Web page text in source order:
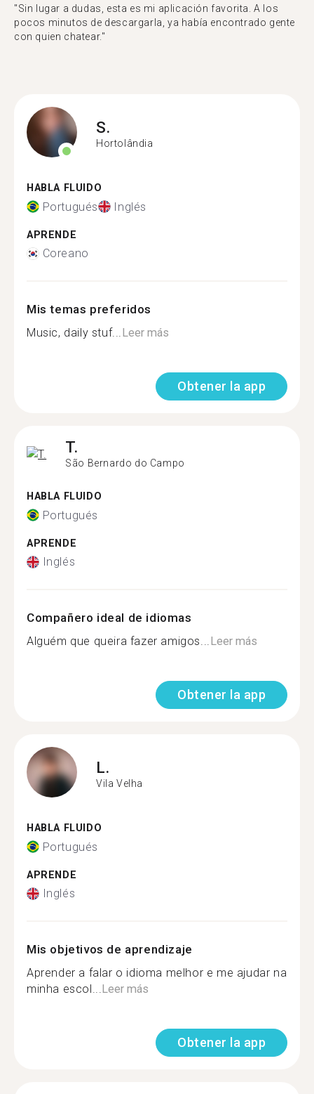
"Sin lugar a dudas, esta es mi aplicación favorita. A los
pocos minutos de descargarla, ya había encontrado gente
con quien chatear."
S.
Hortolândia
HABLA FLUIDO
Portugués Inglés
APRENDE
Coreano
Mis temas preferidos
Music, daily stuf...Leer más
Obtener la app
T.
São Bernardo do Campo
HABLA FLUIDO
Portugués
APRENDE
Inglés
Compañero ideal de idiomas
Alguém que queira fazer amigos...Leer más
Obtener la app
L.
Vila Velha
HABLA FLUIDO
Portugués
APRENDE
Inglés
Mis objetivos de aprendizaje
Aprender a falar o idioma melhor e me ajudar na
minha escol...Leer más
Obtener la app